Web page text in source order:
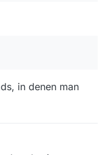
in denen man